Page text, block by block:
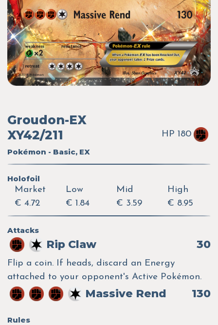
Groudon-EX
XY42/211
Pokémon - Basic, EX
HP 180
Holofoil
Market
€ 4.72
Low
€ 1.84
Mid
€ 3.59
High
€ 8.95
Attacks
Rip Claw 30
Flip a coin. If heads, discard an Energy
attached to your opponent's Active Pokémon.
Massive Rend 130
Rules